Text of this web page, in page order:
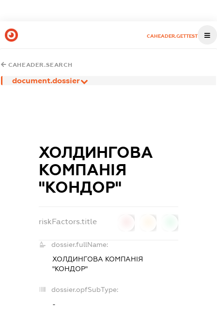
CAHEADER.GETTEST
CAHEADER.SEARCH
document.dossier
ХОЛДИНГОВА
КОМПАНІЯ
"КОНДОР"
riskFactors.title
dossier.fullName:
ХОЛДИНГОВА КОМПАНІЯ
"КОНДОР"
dossier.opfSubType:
-